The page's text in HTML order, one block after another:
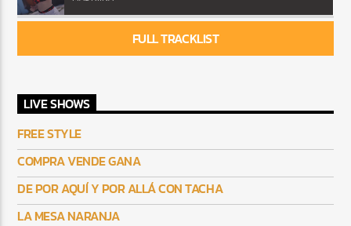
FULL TRACKLIST
LIVE SHOWS
FREE STYLE
COMPRA VENDE GANA
DE POR AQUÍ Y POR ALLÁ CON TACHA
LA MESA NARANJA